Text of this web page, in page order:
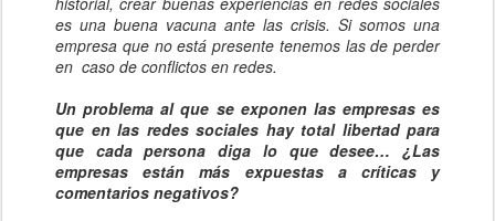
es una buena vacuna ante las crisis. Si somos una
empresa que no está presente tenemos las de perder
en caso de conflictos en redes.
Un problema al que se exponen las empresas es
que en las redes sociales hay total libertad para
que cada persona diga lo que desee… ¿Las
empresas están más expuestas a críticas y
comentarios negativos?